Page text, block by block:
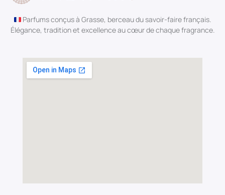
Parfums conçus à Grasse, berceau du savoir-faire français.
Élégance, tradition et excellence au cœur de chaque fragrance.